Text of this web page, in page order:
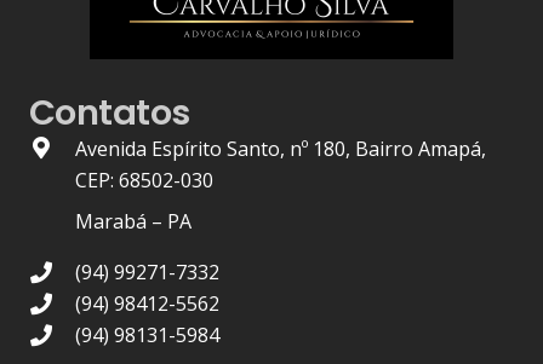
Contatos
Avenida Espírito Santo, nº 180, Bairro Amapá,
CEP: 68502-030
Marabá – PA
(94) 99271-7332
(94) 98412-5562
(94) 98131-5984